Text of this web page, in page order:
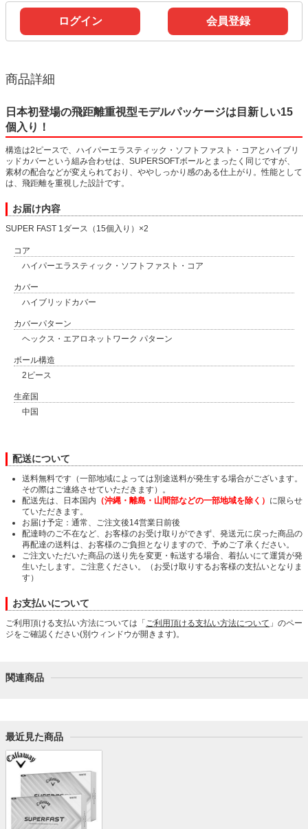
ログイン 会員登録
商品詳細
日本初登場の飛距離重視型モデルパッケージは目新しい15
個入り！
構造は2ピースで、ハイパーエラスティック・ソフトファスト・コアとハイブリ
ッドカバーという組み合わせは、SUPERSOFTボールとまったく同じですが、
素材の配合などが変えられており、ややしっかり感のある仕上がり。性能として
は、飛距離を重視した設計です。
お届け内容
SUPER FAST 1ダース（15個入り）×2
コア
ハイパーエラスティック・ソフトファスト・コア
カバー
ハイブリッドカバー
カバーパターン
ヘックス・エアロネットワーク パターン
ボール構造
2ピース
生産国
中国
配送について
送料無料です（一部地域によっては別途送料が発生する場合がございます。
その際はご連絡させていただきます）。
配送先は、日本国内 （沖縄・離島・山間部などの一部地域を除く） に限らせ
ていただきます。
お届け予定：通常、ご注文後14営業日前後
配達時のご不在など、お客様のお受け取りができず、発送元に戻った商品の
再配達の送料は、お客様のご負担となりますので、予めご了承ください。
ご注文いただいた商品の送り先を変更・転送する場合、着払いにて運賃が発
生いたします。ご注意ください。（お受け取りするお客様の支払いとなりま
す）
お支払いについて
ご利用頂ける支払い方法については「 ご利用頂ける支払い方法について 」のペー
ジをご確認ください(別ウィンドウが開きます)。
関連商品
最近見た商品